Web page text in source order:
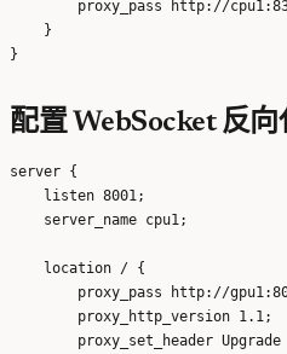
proxy_pass http://
    }
配置 WebSocket 反向
server {
    listen 8001;
    server_name cpu1;
    location / {
proxy_pass http://
        proxy_http_version 1.1;
proxy_set_header Upgrade